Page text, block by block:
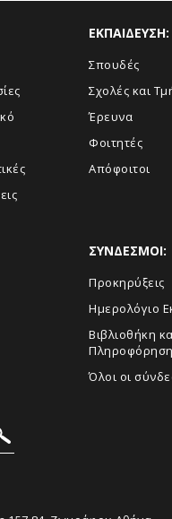
ΕΚΠΑΙΔΕΥΣΗ:
Σπουδές
Σχολές και
Έρευνα
Φοιτητές
Απόφοιτοι
ΣΥΝΔΕΣΜΟΙ:
Προκηρύξεις
Ημερολόγιο
Βιβλιοθήκη
Όλοι οι